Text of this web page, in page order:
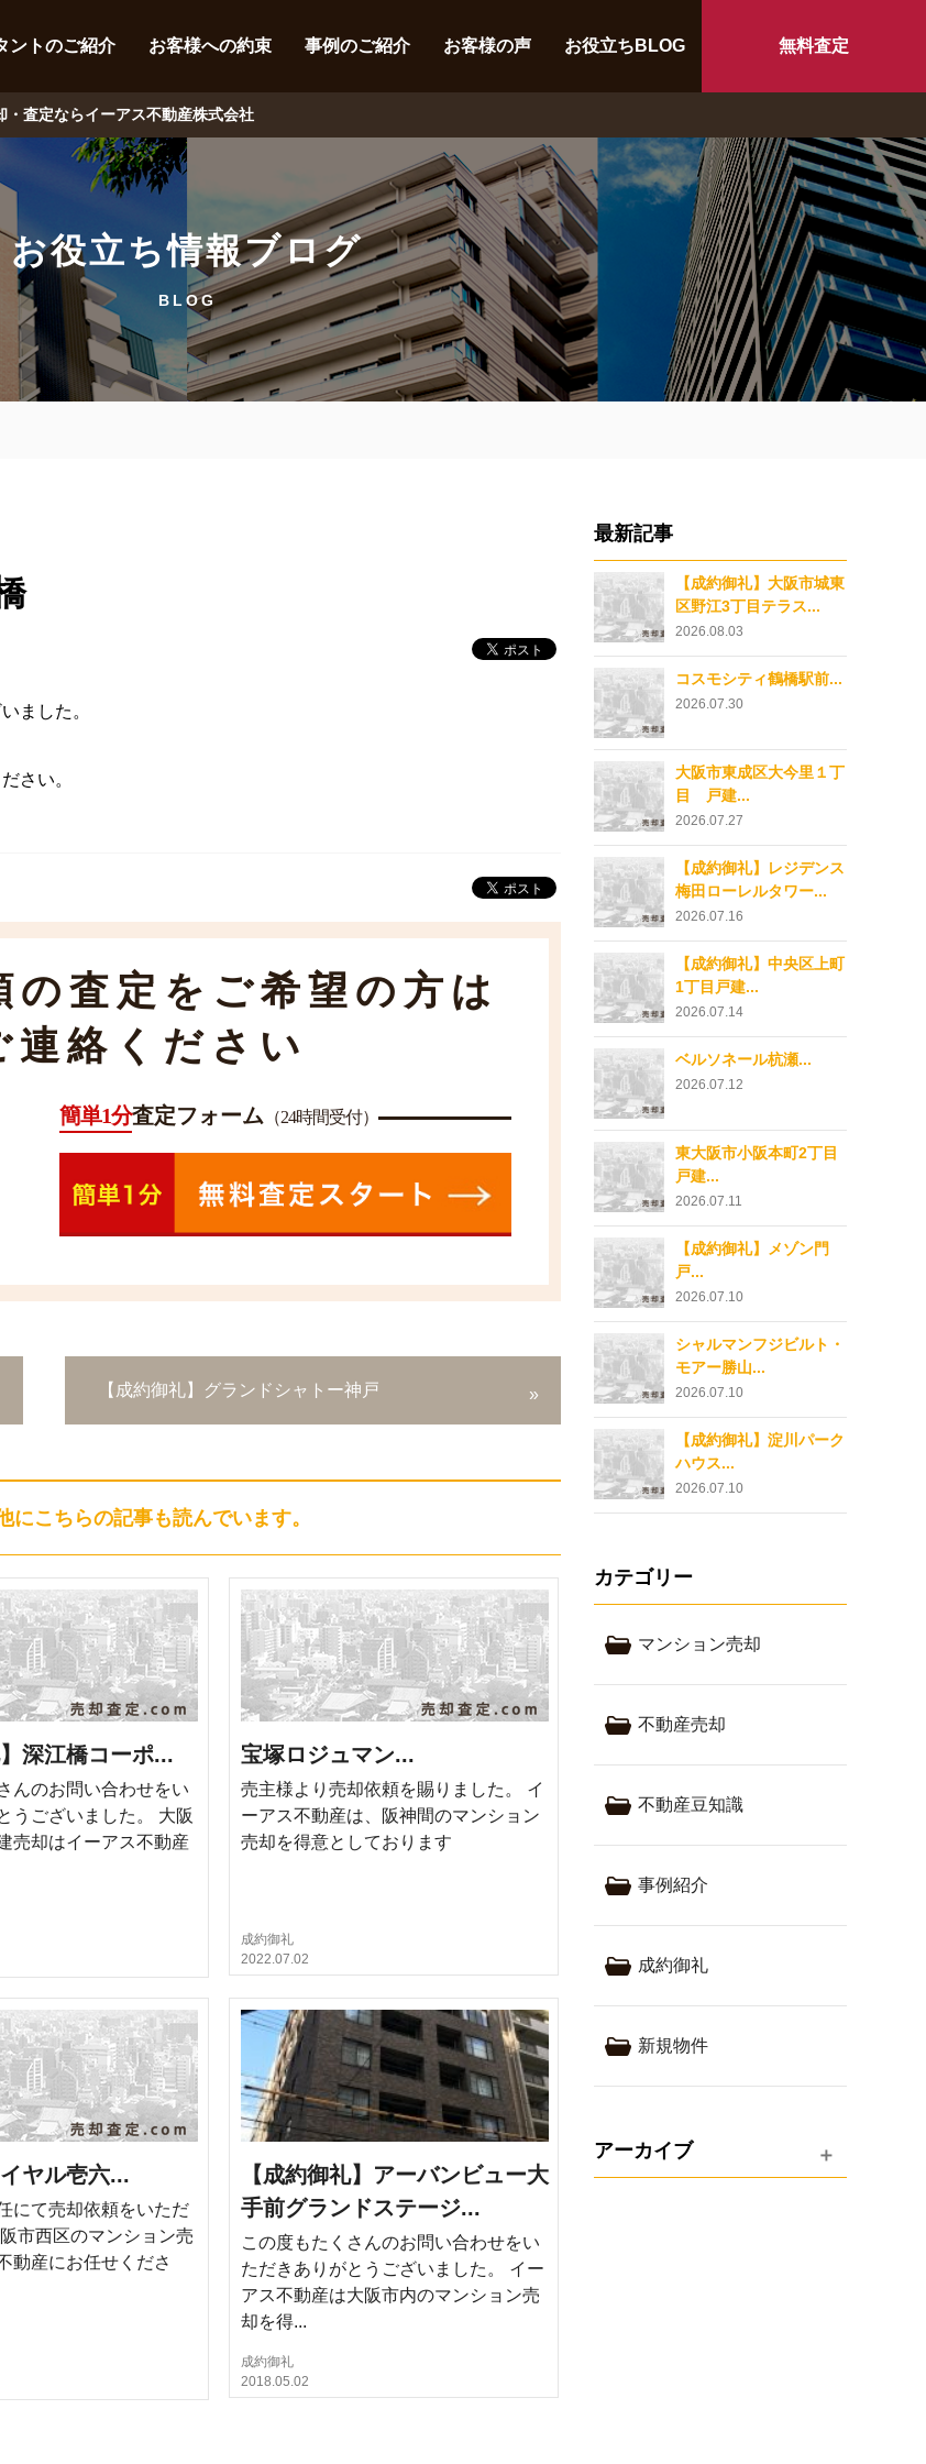
ントのご紹介 お客様への約束 事例のご紹介 お客様の声 お役立ちBLOG 無料査定
査定ならイーアス不動産株式会社
お役立ち情報ブログ
BLOG
ました。
さい。
査定をご希望の方は
連絡ください
簡単1分査定フォーム （24時間受付）
【成約御礼】グランドシャトー神戸
にこちらの記事も読んでいます。
】深江橋コーポ...
んのお問い合わせをい
うございました。 大阪
売却はイーアス不動産
宝塚ロジュマン...
売主様より売却依頼を賜りました。 イ
ーアス不動産は、阪神間のマンション
売却を得意としております
成約御礼
2022.07.02
ヤル壱六...
にて売却依頼をいただ
市西区のマンション売
動産にお任せくださ
【成約御礼】アーバンビュー大
手前グランドステージ...
この度もたくさんのお問い合わせをい
ただきありがとうございました。 イー
アス不動産は大阪市内のマンション売
却を得...
成約御礼
2018.05.02
最新記事
【成約御礼】大阪市城東
区野江3丁目テラス...
2026.08.03
コスモシティ鶴橋駅前...
2026.07.30
大阪市東成区大今里１丁
目 戸建...
2026.07.27
【成約御礼】レジデンス
梅田ローレルタワー...
2026.07.16
【成約御礼】中央区上町
1丁目戸建...
2026.07.14
ベルソネール杭瀬...
2026.07.12
東大阪市小阪本町2丁目
戸建...
2026.07.11
【成約御礼】メゾン門
戸...
2026.07.10
シャルマンフジビルト・
モアー勝山...
2026.07.10
【成約御礼】淀川パーク
ハウス...
2026.07.10
カテゴリー
マンション売却
不動産売却
不動産豆知識
事例紹介
成約御礼
新規物件
アーカイブ